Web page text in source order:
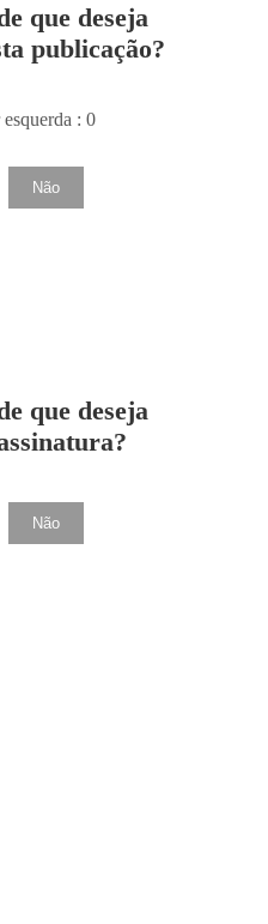
que deseja
publicação?
: 0
Não
que deseja
Não